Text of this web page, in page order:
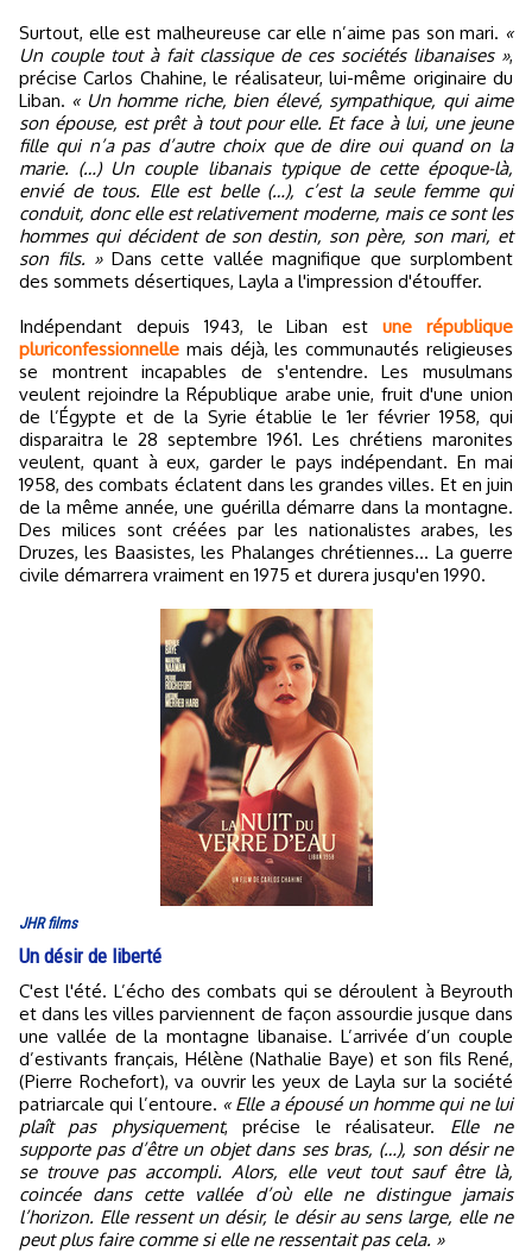
Surtout, elle est malheureuse car elle n’aime pas son mari. «
Un couple tout à fait classique de ces sociétés libanaises »,
précise Carlos Chahine, le réalisateur, lui-même originaire du
Liban. « Un homme riche, bien élevé, sympathique, qui aime
son épouse, est prêt à tout pour elle. Et face à lui, une jeune
fille qui n’a pas d’autre choix que de dire oui quand on la
marie. (…) Un couple libanais typique de cette époque-là,
envié de tous. Elle est belle (…), c’est la seule femme qui
conduit, donc elle est relativement moderne, mais ce sont les
hommes qui décident de son destin, son père, son mari, et
son fils. »Dans cette vallée magnifique que surplombent
des sommets désertiques, Layla a l'impression d'étouffer.
Indépendant depuis 1943, le Liban estune république
pluriconfessionnelle mais déjà, les communautés religieuses
se montrent incapables de s'entendre. Les musulmans
veulent rejoindre la République arabe unie, fruit d'une union
de l’Égypte et de la Syrie établie le 1er février 1958, qui
disparaitra le 28 septembre 1961. Les chrétiens maronites
veulent, quant à eux, garder le pays indépendant. En mai
1958, des combats éclatent dans les grandes villes. Et en juin
de la même année, une guérilla démarre dans la montagne.
Des milices sont créées par les nationalistes arabes, les
Druzes, les Baasistes, les Phalanges chrétiennes... La guerre
civile démarrera vraiment en 1975 et durera jusqu'en 1990.
JHR films
Un désir de liberté
C'est l'été. L’écho des combats qui se déroulent à Beyrouth
et dans les villes parviennent de façon assourdie jusque dans
une vallée de la montagne libanaise. L’arrivée d’un couple
d’estivants français, Hélène (Nathalie Baye) et son fils René,
(Pierre Rochefort), va ouvrir les yeux de Layla sur la société
patriarcale qui l’entoure. « Elle a épousé un homme qui ne lui
plaît pas physiquement, précise le réalisateur. Elle ne
supporte pas d’être un objet dans ses bras, (…), son désir ne
se trouve pas accompli. Alors, elle veut tout sauf être là,
coincée dans cette vallée d’où elle ne distingue jamais
l’horizon. Elle ressent un désir, le désir au sens large, elle ne
peut plus faire comme si elle ne ressentait pas cela. »